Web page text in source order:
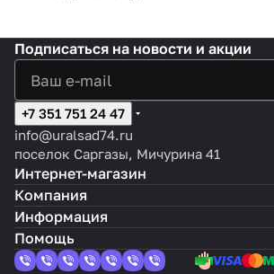
Подписаться на новости и акции
+7 351 751 24 47
info@uralsad74.ru
поселок Саргазы, Мичурина 41
Интернет-магазин
Компания
Информация
Помощь